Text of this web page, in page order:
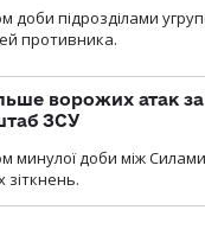
доби підрозділами
противника.
ворожих атак
ЗСУ
минулої доби між
зіткнень.